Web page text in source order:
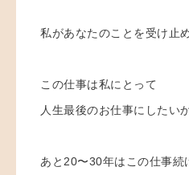
私があなたのことを受け止
この仕事は私にとって
人生最後のお仕事にしたいか
あと20〜30年はこの仕事続